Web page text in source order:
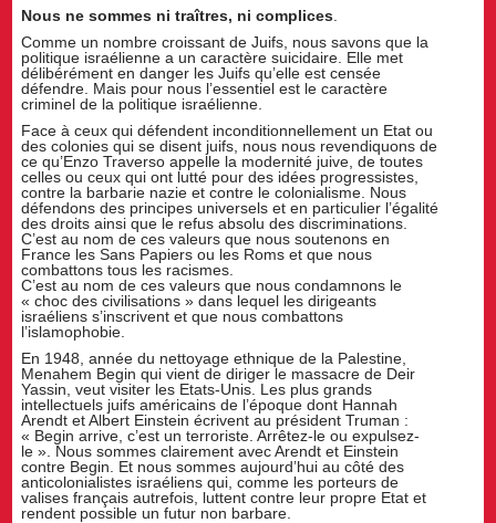
Nous ne sommes ni traîtres, ni complices.
Comme un nombre croissant de Juifs, nous savons que la
politique israélienne a un caractère suicidaire. Elle met
délibérément en danger les Juifs qu’elle est censée
défendre. Mais pour nous l’essentiel est le caractère
criminel de la politique israélienne.
Face à ceux qui défendent inconditionnellement un Etat ou
des colonies qui se disent juifs, nous nous revendiquons de
ce qu’Enzo Traverso appelle la modernité juive, de toutes
celles ou ceux qui ont lutté pour des idées progressistes,
contre la barbarie nazie et contre le colonialisme. Nous
défendons des principes universels et en particulier l’égalité
des droits ainsi que le refus absolu des discriminations.
C’est au nom de ces valeurs que nous soutenons en
France les Sans Papiers ou les Roms et que nous
combattons tous les racismes.
C’est au nom de ces valeurs que nous condamnons le
« choc des civilisations » dans lequel les dirigeants
israéliens s’inscrivent et que nous combattons
l’islamophobie.
En 1948, année du nettoyage ethnique de la Palestine,
Menahem Begin qui vient de diriger le massacre de Deir
Yassin, veut visiter les Etats-Unis. Les plus grands
intellectuels juifs américains de l’époque dont Hannah
Arendt et Albert Einstein écrivent au président Truman :
« Begin arrive, c’est un terroriste. Arrêtez-le ou expulsez-
le ». Nous sommes clairement avec Arendt et Einstein
contre Begin. Et nous sommes aujourd’hui au côté des
anticolonialistes israéliens qui, comme les porteurs de
valises français autrefois, luttent contre leur propre Etat et
rendent possible un futur non barbare.